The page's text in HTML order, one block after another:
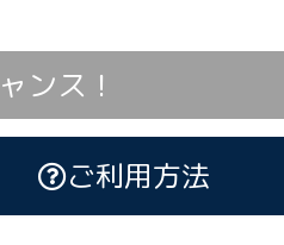
ンス！
ご利用方法